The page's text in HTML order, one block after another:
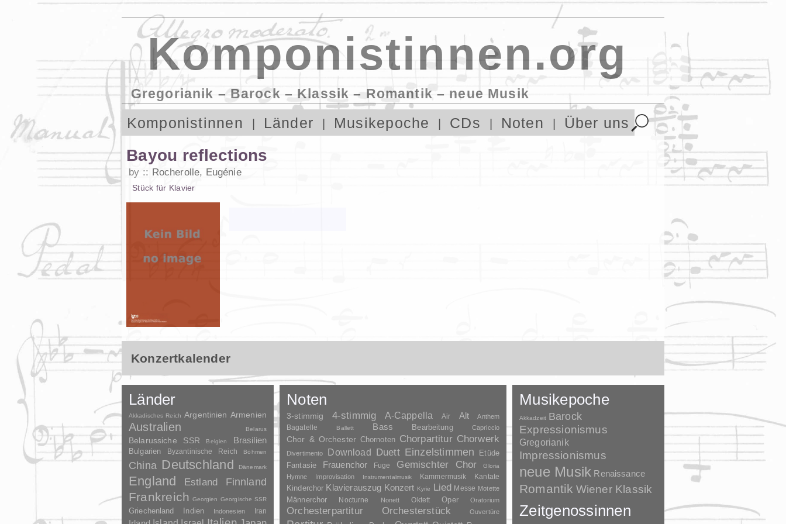
Komponistinnen.org
Gregorianik – Barock – Klassik – Romantik – neue Musik
Komponistinnen Länder Musikepoche CDs Noten Über uns
Bayou reflections
by Rocherolle, Eugénie
Stück für Klavier
Konzertkalender
Länder
Akkadisches Reich Argentinien Armenien
Australien Belarus
Belarussiche SSR Belgien Brasilien
Bulgarien Byzantinische Reich Böhmen
China Deutschland Dänemark
England Estland Finnland
Frankreich Georgien Georgische SSR
Griechenland Indien Indonesien Iran
Noten
3-stimmig 4-stimmig A-Cappella Air Alt Anthem
Bagatelle Ballett Bass Bearbeitung Capriccio
Chor & Orchester Chornoten Chorpartitur Chorwerk
Divertimento Download Duett Einzelstimmen Etüde
Fantasie Frauenchor Fuge Gemischter Chor Gloria
Hymne Improvisation Instrumentalmusik Kammermusik Kantate
Kinderchor Klavierauszug Konzert Kyrie Lied Messe Motette
Männerchor Nocturne Nonett Oktett Oper Oratorium
Orchesterpartitur Orchesterstück Ouvertüre
Musikepoche
Akkadzeit Barock
Expressionismus
Gregorianik
Impressionismus
neue Musik Renaissance
Romantik Wiener Klassik
Zeitgenossinnen